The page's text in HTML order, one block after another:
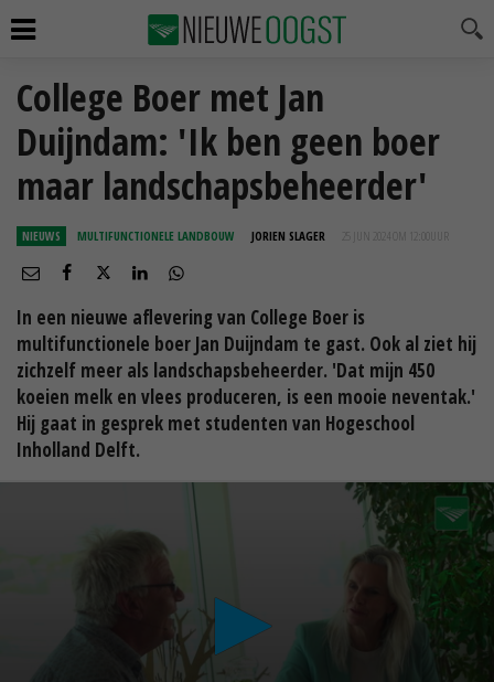
College Boer met Jan
Duijndam: 'Ik ben geen boer
maar landschapsbeheerder'
NIEUWS MULTIFUNCTIONELE LANDBOUW JORIEN SLAGER 25 JUN 2024 OM 12:00
In een nieuwe aflevering van College Boer is
multifunctionele boer Jan Duijndam te gast. Ook al ziet hij
zichzelf meer als landschapsbeheerder. 'Dat mijn 450
koeien melk en vlees produceren, is een mooie neventak.'
Hij gaat in gesprek met studenten van Hogeschool
Inholland Delft.